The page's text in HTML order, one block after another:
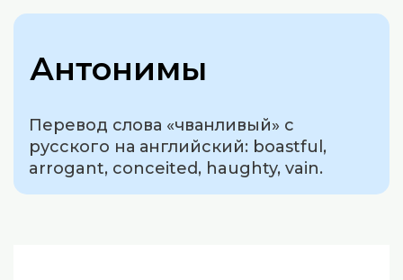
Антонимы
Перевод слова «чванливый» с
русского на английский: boastful,
arrogant, conceited, haughty, vain.